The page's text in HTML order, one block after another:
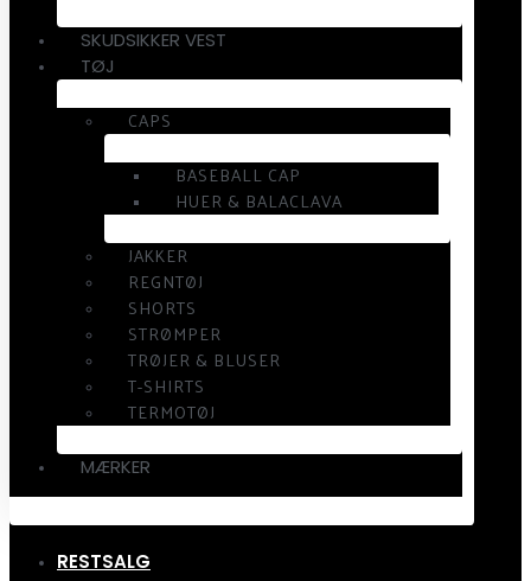
SKUDSIKKER VEST
TØJ
CAPS
BASEBALL CAP
HUER & BALACLAVA
JAKKER
REGNTØJ
SHORTS
STRØMPER
TRØJER & BLUSER
T-SHIRTS
TERMOTØJ
MÆRKER
RESTSALG